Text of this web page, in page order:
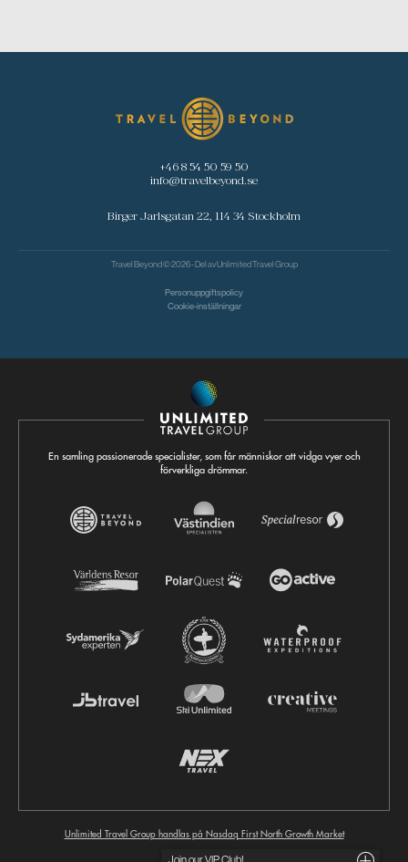
+46 8 54 50 59 50
info@travelbeyond.se
Birger Jarlsgatan 22, 114 34 Stockholm
Travel Beyond © 2026 - Del avUnlimited Travel Group
Personuppgiftspolicy
Cookie-inställningar
En samling passionerade specialister, som får människor att vidga vyer och
förverkliga drömmar.
Unlimited Travel Group handlas på Nasdaq First North Growth Market